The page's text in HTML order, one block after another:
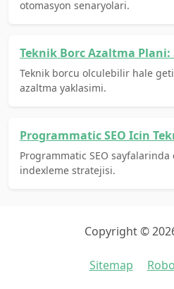
otomasyon senaryolari.
Teknik Borc Azaltma Plani:
Teknik borcu olculebilir hale
azaltma yaklasimi.
Programmatic SEO Icin
Programmatic SEO
indexleme stratejisi.
Copyright ©
Sitemap